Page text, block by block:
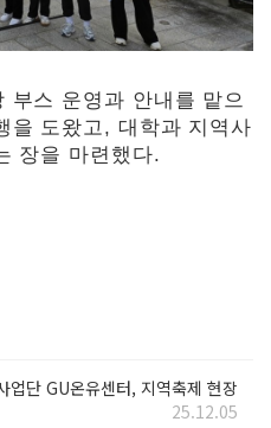
부스 운영과 안내를 맡으
을 도왔고, 대학과 지역사
장을 마련했다.
단 GU온유센터, 지역축제 현장
25.12.05